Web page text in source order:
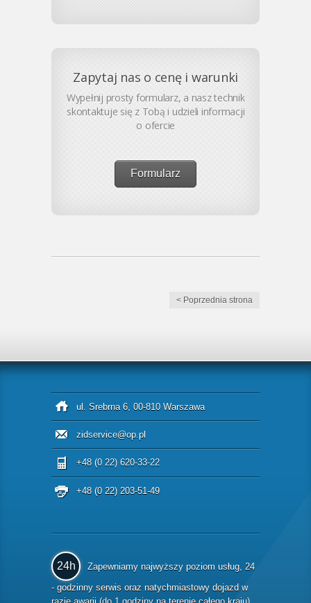
Zapytaj nas o cenę i warunki
Wypełnij prosty formularz, a nasz technik
skontaktuje się z Tobą i udzieli informacji
o ofercie
Formularz
< Poprzednia strona
ul. Srebrna 6, 00-810 Warszawa
zidservice@op.pl
+48 (0 22) 620-33-22
+48 (0 22) 203-51-49
24h
Zapewniamy najwyższy poziom usług, 24
- godzinny serwis oraz natychmiastowy dojazd w